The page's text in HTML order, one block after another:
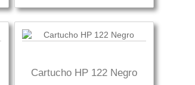
Cartucho HP 122 Negro